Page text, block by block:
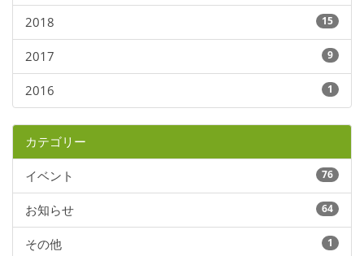
2018 15
2017 9
2016 1
カテゴリー
イベント 76
お知らせ 64
その他 1